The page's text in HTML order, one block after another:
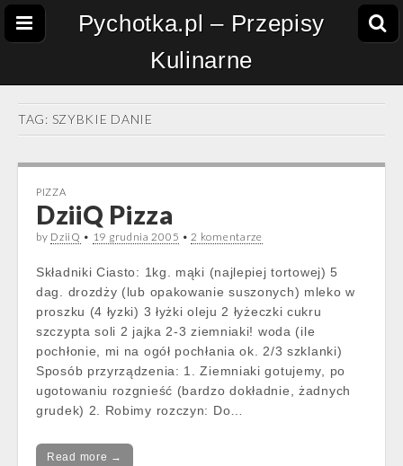
Pychotka.pl – Przepisy
Kulinarne
TAG: SZYBKIE DANIE
PIZZA
DziiQ Pizza
by DziiQ • 19 grudnia 2005 •2 komentarze
Składniki Ciasto: 1kg. mąki (najlepiej tortowej) 5
dag. drozdży (lub opakowanie suszonych) mleko w
proszku (4 łyzki) 3 łyżki oleju 2 łyżeczki cukru
szczypta soli 2 jajka 2-3 ziemniaki! woda (ile
pochłonie, mi na ogół pochłania ok. 2/3 szklanki)
Sposób przyrządzenia: 1. Ziemniaki gotujemy, po
ugotowaniu rozgnieść (bardzo dokładnie, żadnych
grudek) 2. Robimy rozczyn: Do…
Read more →